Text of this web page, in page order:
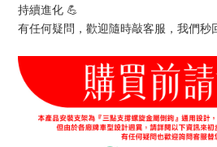
持續進化 💪
有任何疑問，歡迎隨時敲客服，我們秒